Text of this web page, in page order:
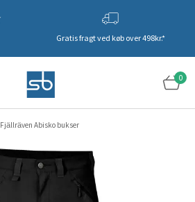
Gratis fragt ved køb over 498kr.*
0
Fjällräven Abisko bukser